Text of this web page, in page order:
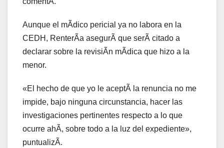
Aunque el mÃdico pericial ya no labora en la
CEDH, RenterÃa asegurÃ que serÃ citado a
declarar sobre la revisiÃn mÃdica que hizo a la
menor.
«El hecho de que yo le aceptÃ la renuncia no me
impide, bajo ninguna circunstancia, hacer las
investigaciones pertinentes respecto a lo que
ocurre ahÃ, sobre todo a la luz del expediente»,
puntualizÃ.